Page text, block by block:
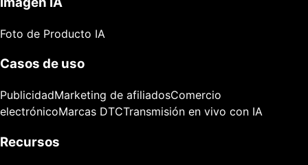
Foto de Producto IA
Casos de uso
PublicidadMarketing de afiliadosComercio
electrónicoMarcas DTCTransmisión en vivo con IA
Recursos